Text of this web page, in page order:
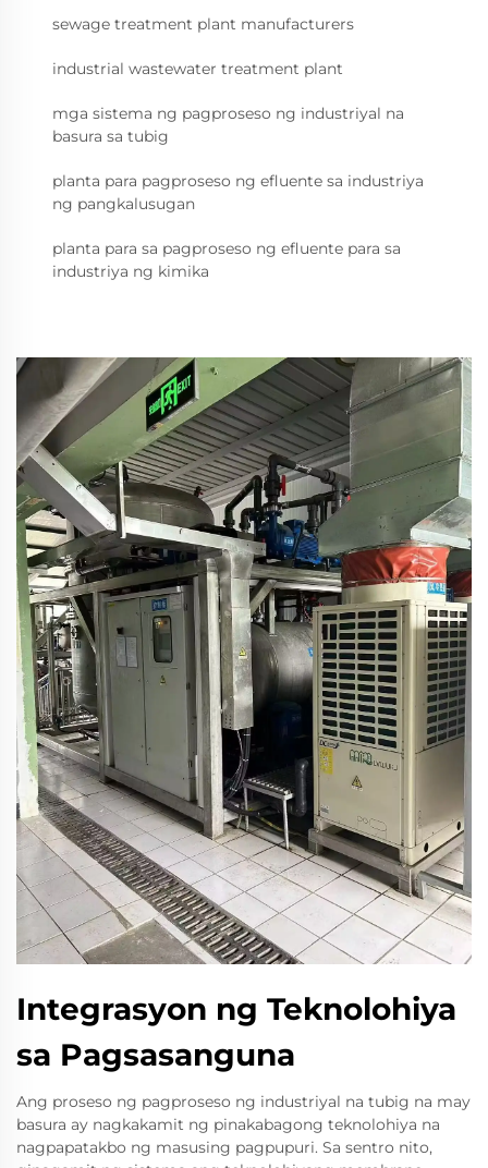
sewage treatment plant manufacturers
industrial wastewater treatment plant
mga sistema ng pagproseso ng industriyal na
basura sa tubig
planta para pagproseso ng efluente sa industriya
ng pangkalusugan
planta para sa pagproseso ng efluente para sa
industriya ng kimika
Integrasyon ng Teknolohiya
sa Pagsasanguna
Ang proseso ng pagproseso ng industriyal na tubig na may
basura ay nagkakamit ng pinakabagong teknolohiya na
nagpapatakbo ng masusing pagpupuri. Sa sentro nito,